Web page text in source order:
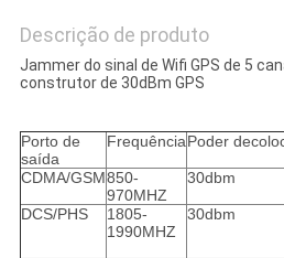
Descrição de produto
Jammer do sinal de Wifi GPS de 5
construtor de 30dBm GPS
Porto de
saída
FrequênciaPoder
CDMA/GSM850-
970MHZ
30dbm
DCS/PHS
1805-
1990MHZ
30dbm